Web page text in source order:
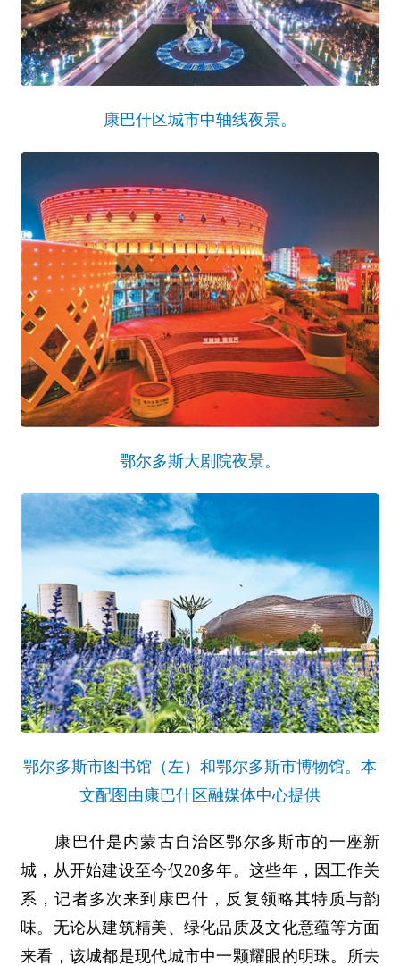
康巴什区城市中轴线夜景。
鄂尔多斯大剧院夜景。
鄂尔多斯市图书馆（左）和鄂尔多斯市博物馆。 本
文配图由康巴什区融媒体中心提供
康巴什是内蒙古自治区鄂尔多斯市的一座新
城，从开始建设至今仅20多年。这些年，因工作关
系，记者多次来到康巴什，反复领略其特质与韵
味。无论从建筑精美、绿化品质及文化意蕴等方面
来看，该城都是现代城市中一颗耀眼的明珠。所去